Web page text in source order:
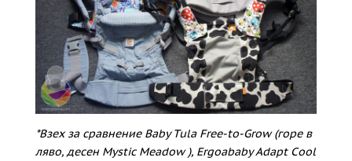
*Взех за сравнение Baby Tula Free-to-Grow (горе в
ляво, десен Mystic Meadow ), Ergoababy Adapt Cool